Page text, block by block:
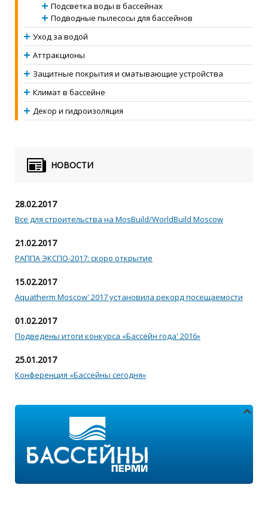
Подсветка воды в бассейнах
Подводные пылесосы для бассейнов
Уход за водой
Аттракционы
Защитные покрытия и сматывающие устройства
Климат в бассейне
Декор и гидроизоляция
НОВОСТИ
28.02.2017
Все для строительства на MosBuild/WorldBuild Moscow
21.02.2017
РАППА ЭКСПО-2017: скоро открытие
15.02.2017
Aquatherm Moscow' 2017 установила рекорд посещаемости
01.02.2017
Подведены итоги конкурса «Бассейн года' 2016»
25.01.2017
Конференция «Бассейны сегодня»